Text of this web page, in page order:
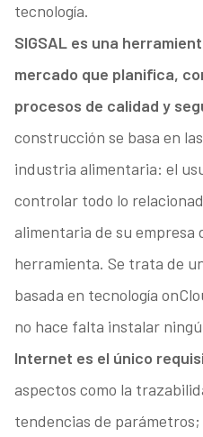
tecnología.
SIGSAL es una
mercado que planifica,
procesos de calidad y
construcción se basa en
industria alimentaria: el
controlar todo lo
alimentaria de su empresa
herramienta. Se trata de
basada en tecnología
no hace falta instalar
Internet es el único
aspectos como la
tendencias de